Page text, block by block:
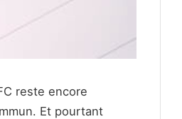
reste encore
Et pourtant